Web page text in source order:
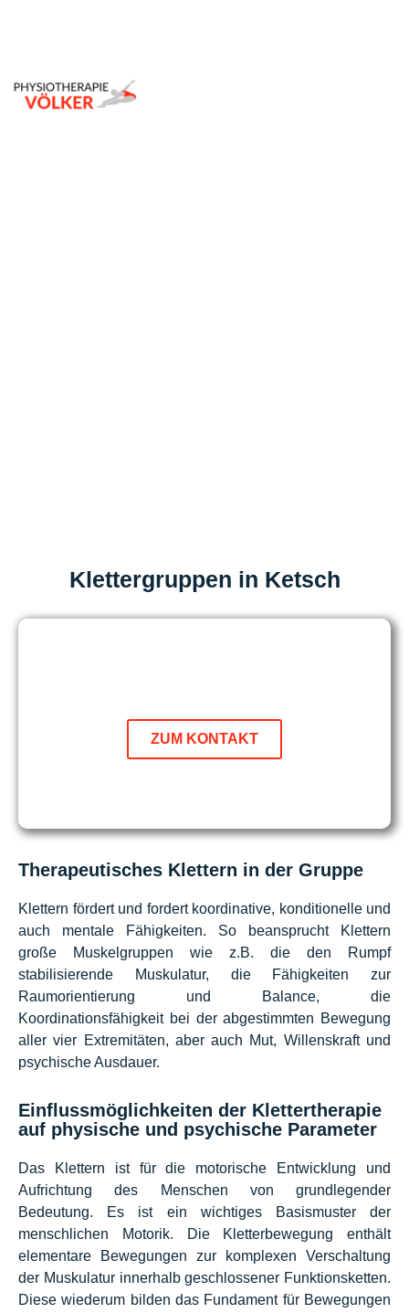
Klettergruppen in Ketsch
ZUM KONTAKT
Therapeutisches Klettern in der Gruppe
Klettern fördert und fordert koordinative, konditionelle und
auch mentale Fähigkeiten. So beansprucht Klettern
große Muskelgruppen wie z.B. die den Rumpf
stabilisierende Muskulatur, die Fähigkeiten zur
Raumorientierung und Balance, die
Koordinationsfähigkeit bei der abgestimmten Bewegung
aller vier Extremitäten, aber auch Mut, Willenskraft und
psychische Ausdauer.
Einflussmöglichkeiten der Klettertherapie
auf physische und psychische Parameter
Das Klettern ist für die motorische Entwicklung und
Aufrichtung des Menschen von grundlegender
Bedeutung. Es ist ein wichtiges Basismuster der
menschlichen Motorik. Die Kletterbewegung enthält
elementare Bewegungen zur komplexen Verschaltung
der Muskulatur innerhalb geschlossener Funktionsketten.
Diese wiederum bilden das Fundament für Bewegungen